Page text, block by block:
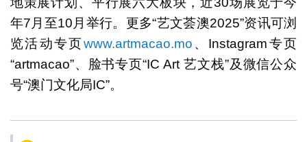
年7月至10月举行。更多“艺文荟澳2025”资讯可浏
览活动专页www.artmacao.mo 、Instagram专页
“artmacao”、脸书专页“IC Art 艺文栈”及微信公众
号“澳门文化局IC”。